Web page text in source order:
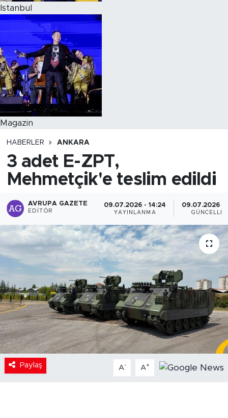
Istanbul
Magazin
HABERLER ANKARA
3 adet E-ZPT,
Mehmetçik'e teslim edildi
AVRUPA GAZETE
EDITÖR
09.07.2026 - 14:24
YAYINLANMA
09.07.2026 -
Paylaş A- A+